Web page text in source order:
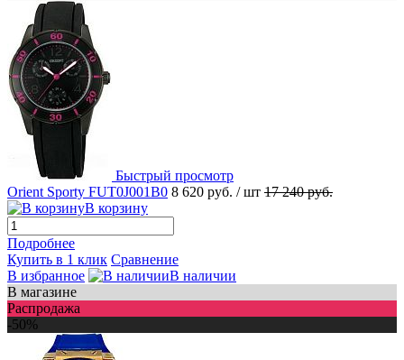
Быстрый просмотр
Orient Sporty FUT0J001B0 8 620 руб. / шт 17 240 руб.
В корзину
Подробнее
Купить в 1 клик Сравнение
В избранное
В наличии
В магазине
Распродажа
-50%